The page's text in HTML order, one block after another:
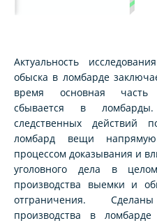
Актуальность
обыска в ломбарде
время основная часть
сбывается в ломбарды.
следственных действий
ломбард вещи
процессом доказывания и
уголовного дела в
производства выемки и
отграничения.
производства в